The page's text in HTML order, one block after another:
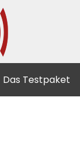
Das Testpaket